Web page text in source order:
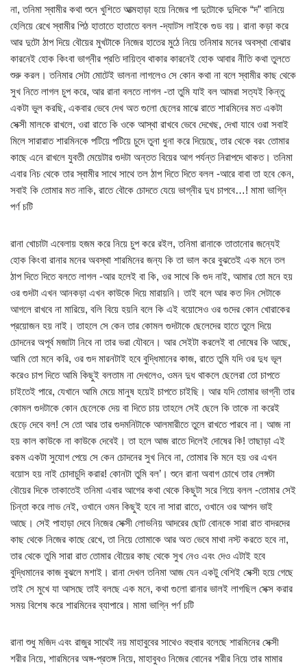
না, তনিমা স্বামীর কথা শুনে খুশিতে আত্মহাড়া হয়ে নিজের পা দুটোকে দুদিকে “দ” বানিয়ে
হেলিয়ে রেখে স্বামীর পিঠ হাতাতে হাতাতে বলল -দ্যাটস লাইকে গুড বয়। রানা কড়া করে
আর দুটো ঠাপ দিয়ে বৌয়ের মুখটাকে নিজের হাতের মুঠে নিয়ে তনিমার মনের অবস্থা বোঝার
কারনেই হোক কিংবা ভাগ্নীর প্রতি দায়িত্ব থাকার কারনেই হোক আবার নীতি কথা তুলতে
শুরু করল। তনিমার সেটা মোটেই ভালনা লাগলেও সে কোন কথা না বলে স্বামীর কাছ থেকে
সুখ নিতে লাগল চুপ করে, আর রানা বলতে লাগল -তা তুমি যাই বল আমরা সত্যই কিন্তু
একটা ভুল করছি, একবার ভেবে দেখ অত গুলো ছেলের মাঝে রাতে শারমিনের মত একটা
সেক্সী মালকে রাখলে, ওরা রাতে কি ওকে আস্থা রাখবে ভেবে দেখেছ, দেখা যাবে ওরা সবাই
মিলে সারারাত শারমিনকে পটিয়ে পটিয়ে চুদে তুনা ধুনা করে দিয়েছে, তার থেকে বরং তোমার
কাছে এনে রাখলে যুবতী মেয়েটার গুদটা অন্তত বিয়ের আগ পর্যন্ত নিরাপদে থাকত। তনিমা
এবার নিচ থেকে তার স্বামীর সাথে সাথে তল ঠাপ দিতে দিতে বলল -আরে বাবা তা হবে কেন,
সবাই কি তোমার মত নাকি, রাতে বৌকে চোদতে যেয়ে ভাগ্নীর দুধ চাপবে…! মামা ভাগ্নি
পর্ণ চটি
রানা খোচাটা এবেলায় হজম করে নিয়ে চুপ করে রইল, তনিমা রানাকে তাতানোর জন্যেই
হোক কিংবা রানার মনের অবস্থা শারমিনের জন্য কি তা ভাল করে বুঝতেই এক মনে তল
ঠাপ দিতে দিতে বলতে লাগল -আর হলেই বা কি, ওর সাথে কি গুদ নাই, আমার তো মনে হয়
ওর গুদটা এখন আনকড়া এখন কাউকে দিয়ে মারায়নি। তাই বলে আর কত দিন সেটাকে
আগলে রাখবে না মারিয়ে, বলি বিয়ে হয়নি বলে কি এই বয়োসেও ওর গুদের কোন খোরাকের
প্রয়োজন হয় নাই। তাহলে সে কেন তার কোমল গুদটাকে ছেলেদের হাতে তুলে দিয়ে
চোদনের অপূর্ব মজাটা নিবে না তার ভরা যৌবনে। আর সেইটা করলেই বা দোষের কি আছে,
আমি তো মনে করি, ওর গুদ মারনটাই হবে বুদ্ধিমানের কাজ, রাতে তুমি যদি ওর দুধ ভূল
করেও চাপ দিতে আমি কিছুই বলতাম না দেখলেও, ওমন দুধ থাকলে ছেলেরা তো চাপতে
চাইতেই পারে, যেখানে আমি মেয়ে মানুষ হয়েই চাপতে চাইছি। আর যদি তোমার ভাগ্নী তার
কোমল গুদটাকে কোন ছেলেকে দেয় বা দিতে চায় তাহলে সেই ছেলে কি তাকে না করেই
ছেড়ে দেবে বল! সে তো আর তার গুদমনিটাকে আলমারীতে তুলে রাখতে পারবে না। আজ না
হয় কাল কাউকে না কাউকে দেবেই। তা হলে আজ রাতে দিলেই দোষের কি! তাছাড়া এই
রকম একটা সুযোগ পেয়ে সে কেন চোদনের সুখ নিবে না, তোমার কি মনে হয় ওর এখন
বয়োস হয় নাই চোদাচুদি করার! কোনটা তুমি বল’। শুনে রানা অবাগ চোখে তার লেঙ্গটা
বৌয়ের দিকে তাকাতেই তনিমা এবার আগের কথা থেকে কিছুটা সরে গিয়ে বলল -তোমার সেই
চিন্তা করে লাভ নেই, ওখানে ওমন কিছুই হবে না সারা রাতে, ওখানে ওর আপন ভাই
আছে। সেই পাহাড়া দেবে নিজের সেক্সী লোভনিয় আদরের ছোট বোনকে সারা রাত বাদরদের
কাছ থেকে নিজের কাছে রেখে, তা নিয়ে তোমাকে আর অত ভেবে মাথা নস্ট করতে হবে না,
তার থেকে তুমি সারা রাত তোমার বৌয়ের কাছ থেকে সুখ নেও এবং দেও এটাই হবে
বুদ্ধিমানের কাজ বুঝলে মশাই। রানা দেখল তনিমা আজ যেন একটু বেশিই সেক্সী হয়ে গেছে
তাই সে মুখে যা আসছে তাই বলছে এক মনে, কথা গুলো রানার ভালই লাগছিল সেক্স করার
সময় বিশেষ করে শারমিনের ব্যাপারে। মামা ভাগ্নি পর্ণ চটি
রানা শুধু মজিদ এবং রাজুর সাথেই নয় মাহাবুবের সাথেও বহুবার বলেছে শারমিনের সেক্সী
শরীর নিয়ে, শারমিনের অঙ্গ-প্রতঙ্গ নিয়ে, মাহাবুবও নিজের বোনের শরীর নিয়ে তার মামার